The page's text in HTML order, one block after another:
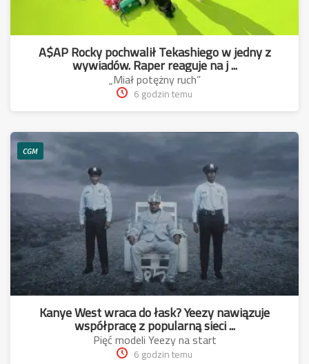
A$AP Rocky pochwalił Tekashiego w jedny z
wywiadów. Raper reaguje na j ...
„Miał potężny ruch”
6 godzin temu
CGM
Kanye West wraca do łask? Yeezy nawiązuje
współpracę z popularną sieci ...
Pięć modeli Yeezy na start
6 godzin temu